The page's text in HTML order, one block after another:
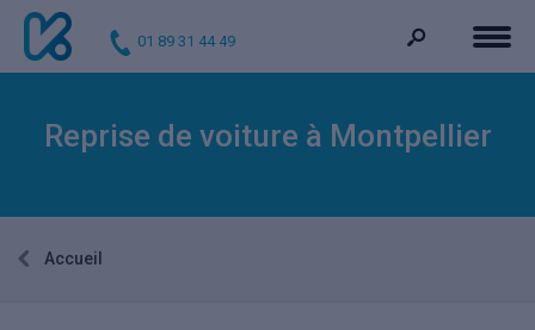
01 89 31 44 49
Reprise de voiture à Montpellier
Accueil